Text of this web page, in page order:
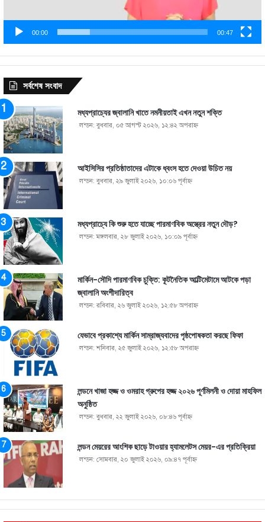
00:00 00:47
সর্বশেষ সংবাদ
মধ্যপ্রাচ্যের জ্বালানি খাতে নমনীয়তাই এখন নতুন শক্তি
লন্ডন: বুধবার, ০৫ আগস্ট ২০২৬, ১২:৪২ অপরাহ্ণ
আইসিসির প্রতিষ্ঠাতাদের এটাকে ধ্বংস হতে দেওয়া উচিত নয়
লন্ডন: বুধবার, ২৯ জুলাই ২০২৬, ১০:০৬ পূর্বাহ্ণ
মধ্যপ্রাচ্যে কি শুরু হতে যাচ্ছে পারমাণবিক অস্ত্রের নতুন দৌড়?
লন্ডন: মঙ্গলবার, ২৮ জুলাই ২০২৬, ১০:০৯ পূর্বাহ্ণ
মার্কিন-সৌদি পারমাণবিক চুক্তি: কূটনৈতিক আল্টিমেটামে আটকে পড়া
জ্বালানি অংশীদারিত্ব
লন্ডন: রবিবার, ২৬ জুলাই ২০২৬, ১২:৫৮ অপরাহ্ণ
যেভাবে প্রকাশ্যে মার্কিন সাম্রাজ্যবাদের পৃষ্ঠপোষকতা করছে ফিফা
লন্ডন: শনিবার, ২৫ জুলাই ২০২৬, ১২:৫৮ অপরাহ্ণ
লন্ডনে খাজা হজ্জ ও ওমরাহ গ্রুপের হজ্জ ২০২৬ পূর্ণমিলনী ও দোয়া মাহফিল
অনুষ্ঠিত
লন্ডন: বুধবার, ২২ জুলাই ২০২৬, ০৮:৪৬ পূর্বাহ্ণ
লন্ডন মেয়রের আংশিক ছাড়ে টাওয়ার হ্যামলেটস মেয়র-এর প্রতিক্রিয়া
লন্ডন: সোমবার, ২০ জুলাই ২০২৬, ০৯:৪৭ পূর্বাহ্ণ